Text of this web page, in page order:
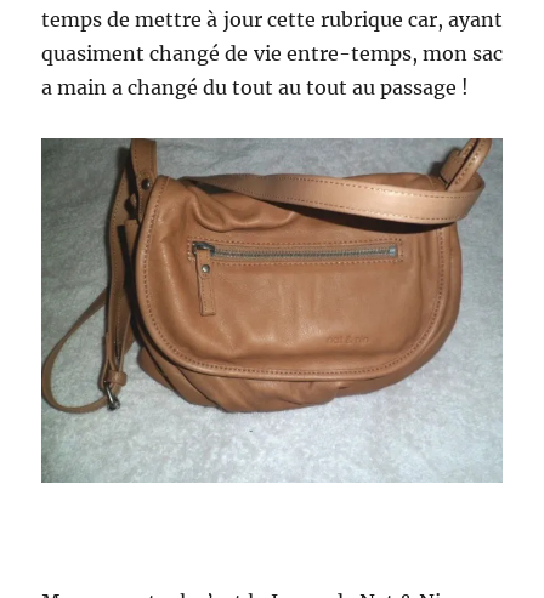
temps de mettre à jour cette rubrique car, ayant
quasiment changé de vie entre-temps, mon sac
a main a changé du tout au tout au passage !